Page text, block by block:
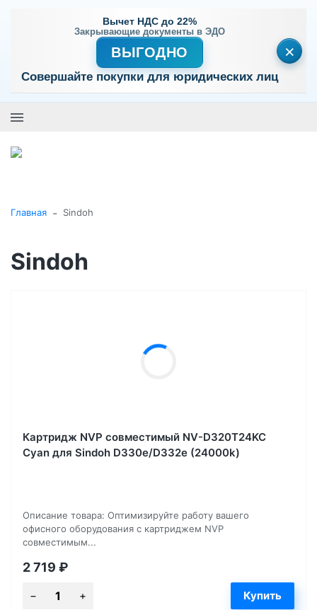
Вычет НДС до 22%
Закрывающие документы в ЭДО
ВЫГОДНО
Совершайте покупки для юридических лиц
×
Главная - Sindoh
Sindoh
Картридж NVP совместимый NV-D320T24KC
Cyan для Sindoh D330e/D332e (24000k)
Описание товара: Оптимизируйте работу вашего
офисного оборудования с картриджем NVP
совместимым...
2 719 ₽